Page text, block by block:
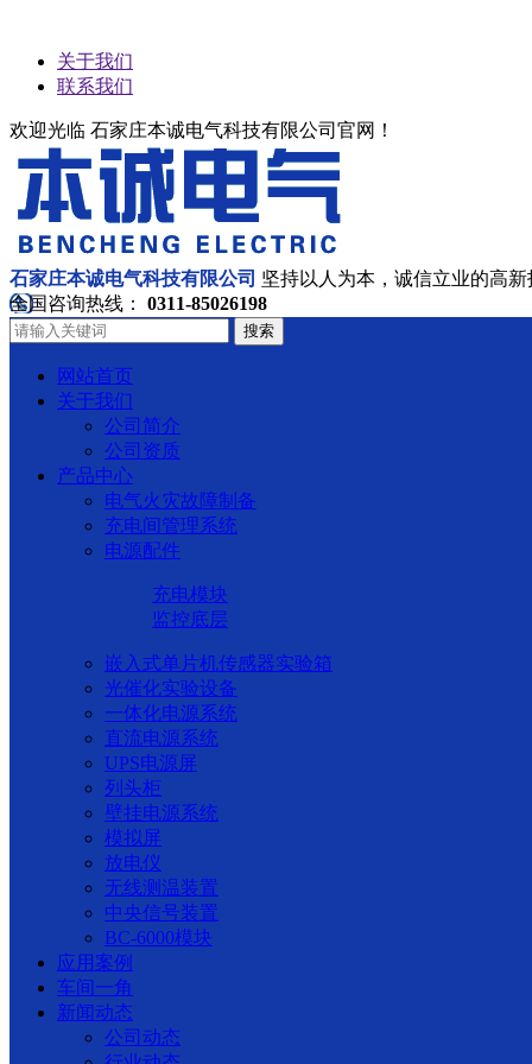
关于我们
联系我们
欢迎光临 石家庄本诚电气科技有限公司官网！
石家庄本诚电气科技有限公司 坚持以人为本，诚信立业的高
全国咨询热线：
0311-85026198
搜索
网站首页
关于我们
公司简介
公司资质
产品中心
电气火灾故障制备
充电间管理系统
电源配件
充电模块
监控底层
嵌入式单片机传感器实验箱
光催化实验设备
一体化电源系统
直流电源系统
UPS电源屏
列头柜
壁挂电源系统
模拟屏
放电仪
无线测温装置
中央信号装置
BC-6000模块
应用案例
车间一角
新闻动态
公司动态